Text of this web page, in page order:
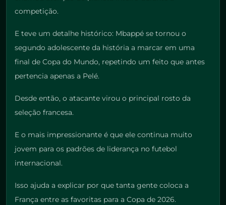
competição.
E teve um detalhe histórico: Mbappé se tornou o
segundo adolescente da história a marcar em uma
final de Copa do Mundo, repetindo um feito que antes
pertencia apenas a Pelé.
Desde então, o atacante virou o principal rosto da
seleção francesa.
E o mais impressionante é que ele continua muito
jovem para os padrões de liderança no futebol
internacional.
Isso ajuda a explicar por que tanta gente coloca a
França entre as favoritas para a Copa de 2026.